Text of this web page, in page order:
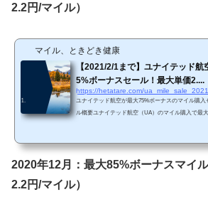
2.2円/マイル）
マイル、ときどき健康
【2021/2/1まで】ユナイテッド
5%ボーナスセール！最大単価2....
https://hetatare.com/
ユナイテッド航空が最大75%ボーナスのマイル購
ル概要ユナイテッド航空（UA）のマイル購入で最
meで「リダイレクトが繰り返し行われました」と
以下の方法を試してみて下さい。 単価購入マイル
2020年12月：最大85%ボーナスマイ
2.2円/マイル）